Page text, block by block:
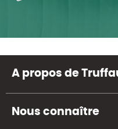
A propos de
Nous connaître